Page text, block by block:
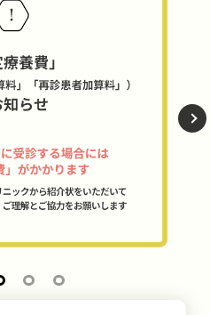
きる医療を提供します。
3 4